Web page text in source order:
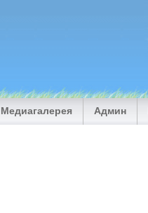
Медиагалерея Админ